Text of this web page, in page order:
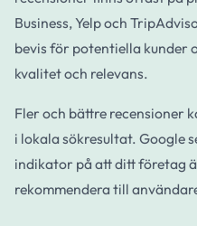
Business, Yelp och
bevis för potentiella kunder
kvalitet och relevans.
Fler och bättre recensioner
i lokala sökresultat. Google
indikator på att ditt företag
rekommendera till